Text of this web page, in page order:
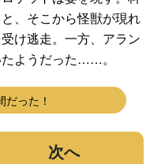
、そこから怪獣が現れ
け逃走。一方、アラン
ようだった……。
った！
次へ